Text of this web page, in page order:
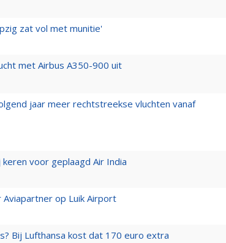
zat vol met munitie'
met Airbus A350-900 uit
jaar meer rechtstreekse vluchten vanaf
voor geplaagd Air India
Aviapartner op Luik Airport
Bij Lufthansa kost dat 170 euro extra